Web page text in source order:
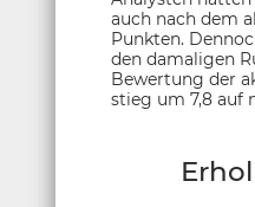
auch nach dem
Punkten.
den damaligen
Bewertung der
stieg um 7,8 auf